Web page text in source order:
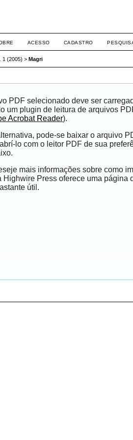
ACESSO CADASTRO
1 (2005) > Magri
PDF selecionado deve ser
um plugin de leitura de arquivos
Acrobat Reader).
pode-se baixar o arquivo
lo com o leitor PDF de sua
mais informações sobre como
Highwire Press oferece uma página
útil.